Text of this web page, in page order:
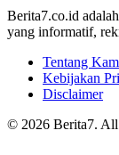
Berita7.co.id
yang informatif,
Tentang
Kebijakan
Disclaimer
© 2026 Berita7. All